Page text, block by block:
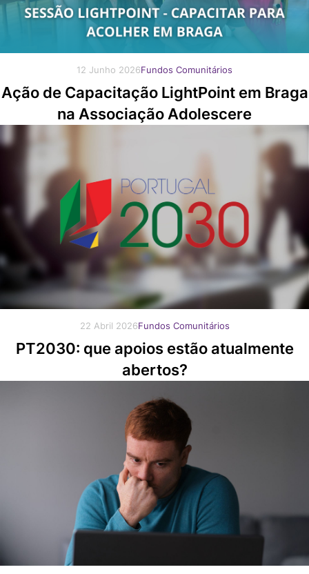
12 Junho 2026Fundos Comunitários
Ação de Capacitação LightPoint em Braga
na Associação Adolescere
22 Abril 2026Fundos Comunitários
PT2030: que apoios estão atualmente
abertos?